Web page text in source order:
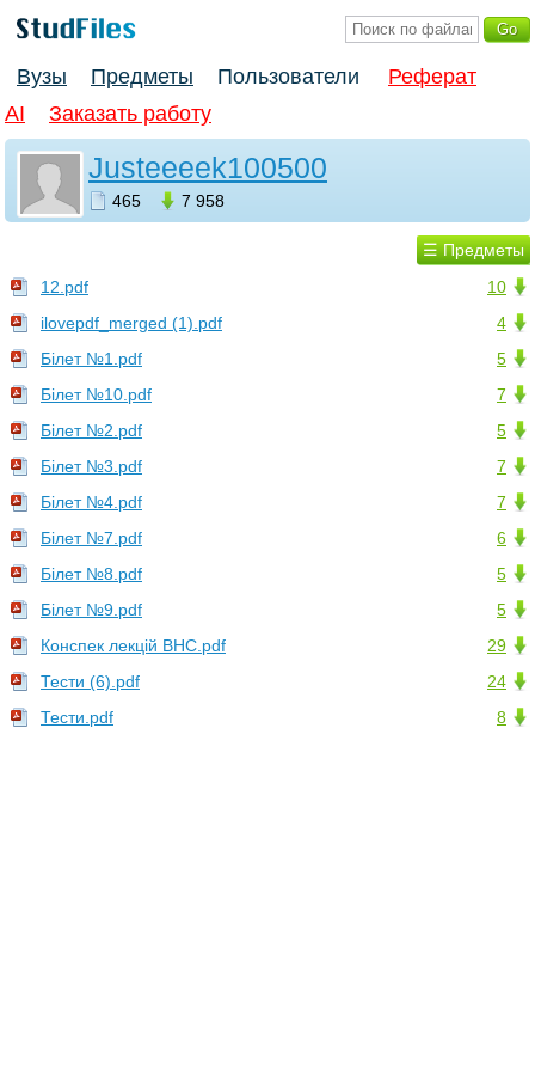
Вузы Предметы Пользователи
Реферат
AI
Заказать работу
Justeeeek100500
465 7 958
☰ Предметы
10
12.pdf
4
ilovepdf_merged (1).pdf
5
Білет №1.pdf
7
Білет №10.pdf
5
Білет №2.pdf
7
Білет №3.pdf
7
Білет №4.pdf
6
Білет №7.pdf
5
Білет №8.pdf
5
Білет №9.pdf
29
Конспек лекцій ВНС.pdf
24
Тести (6).pdf
8
Тести.pdf